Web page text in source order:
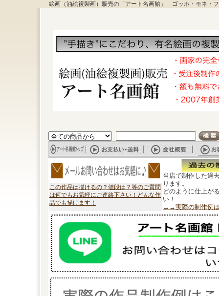
絵画（油絵複製画）販売の「アート名画館」 ゴッホ・モネ・
この作品は描けるの？値段は？等のご質問
は何でもお気軽にご連絡下さい！どんな作
品でも描けます！
当店で制作した過
ります。
どのように仕上が
い！
→→実際の制作例